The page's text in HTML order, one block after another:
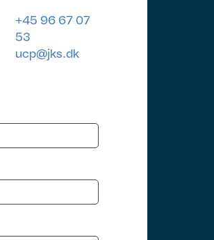
+45 96 67 07
53
ucp@jks.dk